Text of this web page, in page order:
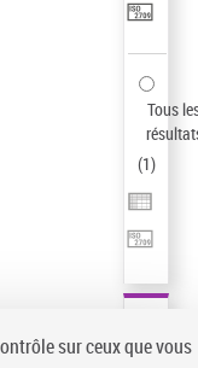
Tous
(1)
sur ceux que vous